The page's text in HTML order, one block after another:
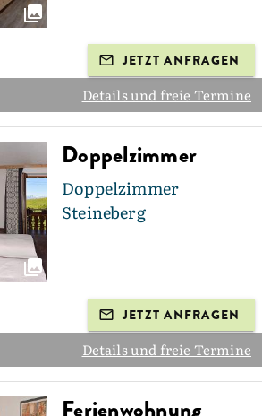
JETZT ANFRAGEN
Details und freie Termine
Doppelzimmer
Doppelzimmer
Steineberg
JETZT ANFRAGEN
Details und freie Termine